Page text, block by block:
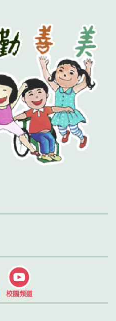
校園頻道